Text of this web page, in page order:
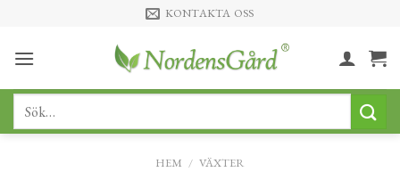
content
KONTAKTA OSS
Sök
HEM / VÄXTER